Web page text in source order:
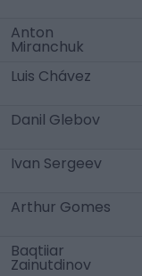
Anton
Miranchuk
Luis Chávez
Danil Glebov
Ivan Sergeev
Arthur Gomes
Baqtiiar
Zainutdinov